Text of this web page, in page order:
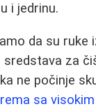
i jedrinu.
da su
za
ne počinje
sa